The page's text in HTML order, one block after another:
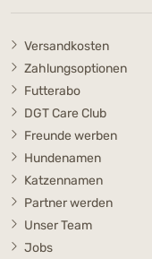
Versandkosten
Zahlungsoptionen
Futterabo
DGT Care Club
Freunde werben
Hundenamen
Katzennamen
Partner werden
Unser Team
Jobs